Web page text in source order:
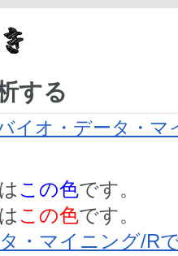
する
イオ・データ・マ
この色です。
この色です。
・マイニング/R